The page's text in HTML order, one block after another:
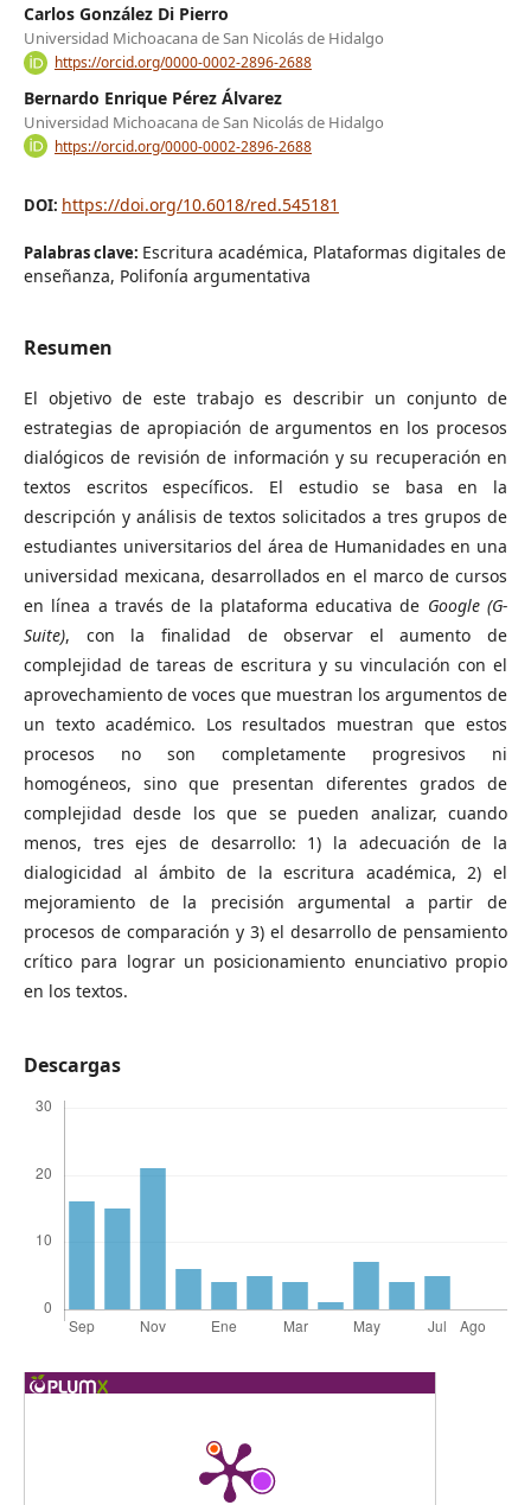
Carlos González Di Pierro
Universidad Michoacana de San Nicolás de Hidalgo
https://orcid.org/0000-0002-2896-2688
Bernardo Enrique Pérez Álvarez
Universidad Michoacana de San Nicolás de Hidalgo
https://orcid.org/0000-0002-2896-2688
DOI: https://doi.org/10.6018/red.545181
Palabras clave: Escritura académica, Plataformas digitales de
enseñanza, Polifonía argumentativa
Resumen
El objetivo de este trabajo es describir un conjunto de
estrategias de apropiación de argumentos en los procesos
dialógicos de revisión de información y su recuperación en
textos escritos específicos. El estudio se basa en la
descripción y análisis de textos solicitados a tres grupos de
estudiantes universitarios del área de Humanidades en una
universidad mexicana, desarrollados en el marco de cursos
en línea a través de la plataforma educativa de Google (G-
Suite), con la finalidad de observar el aumento de
complejidad de tareas de escritura y su vinculación con el
aprovechamiento de voces que muestran los argumentos de
un texto académico. Los resultados muestran que estos
procesos no son completamente progresivos ni
homogéneos, sino que presentan diferentes grados de
complejidad desde los que se pueden analizar, cuando
menos, tres ejes de desarrollo: 1) la adecuación de la
dialogicidad al ámbito de la escritura académica, 2) el
mejoramiento de la precisión argumental a partir de
procesos de comparación y 3) el desarrollo de pensamiento
crítico para lograr un posicionamiento enunciativo propio
en los textos.
Descargas